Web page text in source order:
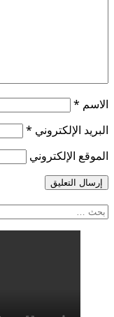
الاسم *
البريد الإلكتروني *
الموقع الإلكتروني
البحث
عن: